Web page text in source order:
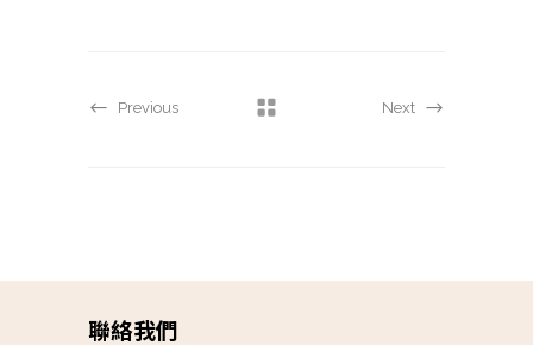
Previous Next
聯絡我們